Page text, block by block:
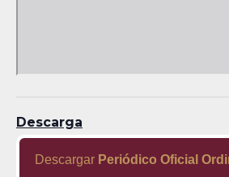
Descarga
Descargar Periódico Oficial